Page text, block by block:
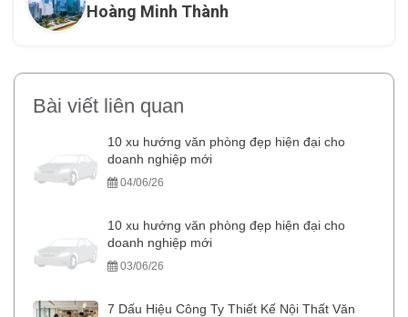
Hoàng Minh Thành
Bài viết liên quan
10 xu hướng văn phòng đẹp hiện đại cho
doanh nghiệp mới
04/06/26
10 xu hướng văn phòng đẹp hiện đại cho
doanh nghiệp mới
03/06/26
7 Dấu Hiệu Công Ty Thiết Kế Nội Thất Văn